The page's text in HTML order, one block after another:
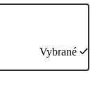
Vybrané